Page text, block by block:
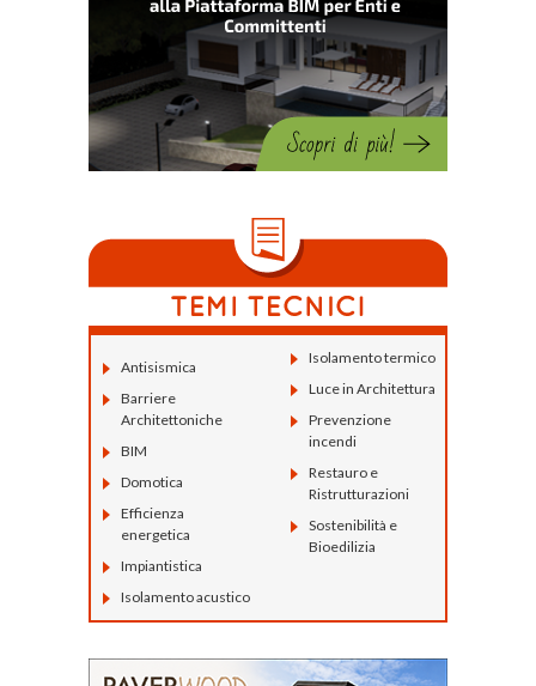
Antisismica
Barriere
Architettoniche
BIM
Domotica
Efficienza
energetica
Impiantistica
Isolamento acustico
Isolamento termico
Luce in Architettura
Prevenzione
incendi
Restauro e
Ristrutturazioni
Sostenibilità e
Bioedilizia